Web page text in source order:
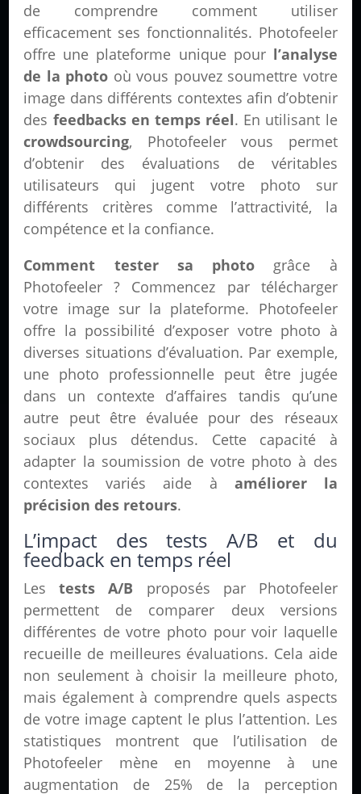
de comprendre comment utiliser
efficacement ses fonctionnalités. Photofeeler
offre une plateforme unique pour l’analyse
de la photo où vous pouvez soumettre votre
image dans différents contextes afin d’obtenir
des feedbacks en temps réel. En utilisant le
crowdsourcing, Photofeeler vous permet
d’obtenir des évaluations de véritables
utilisateurs qui jugent votre photo sur
différents critères comme l’attractivité, la
compétence et la confiance.
Comment tester sa photo grâce à
Photofeeler ? Commencez par télécharger
votre image sur la plateforme. Photofeeler
offre la possibilité d’exposer votre photo à
diverses situations d’évaluation. Par exemple,
une photo professionnelle peut être jugée
dans un contexte d’affaires tandis qu’une
autre peut être évaluée pour des réseaux
sociaux plus détendus. Cette capacité à
adapter la soumission de votre photo à des
contextes variés aide à améliorer la
précision des retours.
L’impact des tests A/B et du
feedback en temps réel
Lestests A/B proposés par Photofeeler
permettent de comparer deux versions
différentes de votre photo pour voir laquelle
recueille de meilleures évaluations. Cela aide
non seulement à choisir la meilleure photo,
mais également à comprendre quels aspects
de votre image captent le plus l’attention. Les
statistiques montrent que l’utilisation de
Photofeeler mène en moyenne à une
augmentation de 25% de la perception